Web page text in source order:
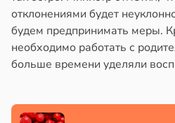
отклонениями будет
будем предпринимать меры.
необходимо работать с
больше времени уделяли